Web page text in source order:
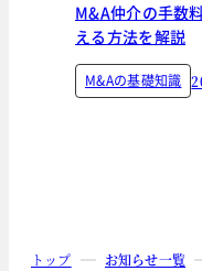
M&A仲介の手数
える方法を解説
M&Aの基礎知識
トップ お知らせ一覧